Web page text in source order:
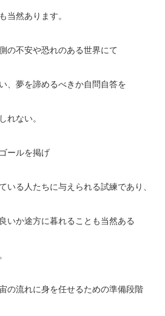
当然あります。
の不安や恐れのある世界にて
、夢を諦めるべきか自問自答を
れない。
ールを掲げ
いる人たちに与えられる試練であり、
いか途方に暮れることも当然ある
の流れに身を任せるための準備段階